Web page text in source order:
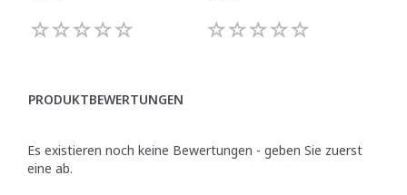
PRODUKTBEWERTUNGEN
Es existieren noch keine Bewertungen - geben Sie zuerst
eine ab.